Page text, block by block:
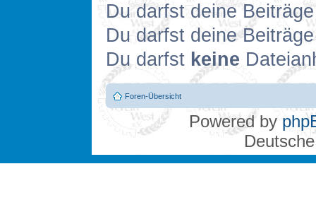
Du darfst deine
Du darfst deine
Du darfst keine
Foren-Übersicht
Powered by